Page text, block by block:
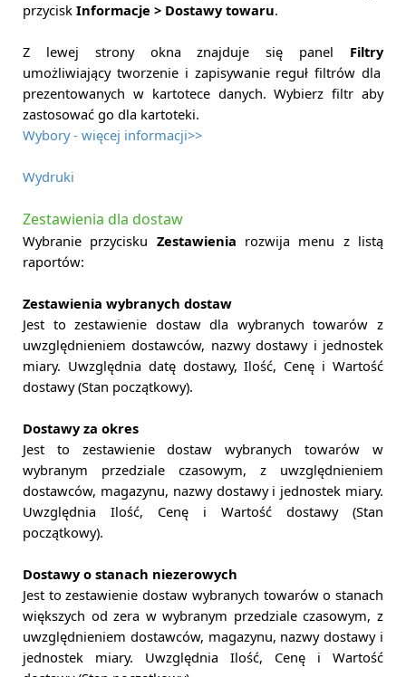
przycisk Informacje > Dostawy towaru.
Z lewej strony okna znajduje się panel Filtry
umożliwiający tworzenie i zapisywanie reguł filtrów dla
prezentowanych w kartotece danych. Wybierz filtr aby
zastosować go dla kartoteki.
Wybory - więcej informacji>>
Wydruki
Zestawienia dla dostaw
Wybranie przycisku Zestawienia rozwija menu z listą
raportów:
Zestawienia wybranych dostaw
Jest to zestawienie dostaw dla wybranych towarów z
uwzględnieniem dostawców, nazwy dostawy i jednostek
miary. Uwzględnia datę dostawy, Ilość, Cenę i Wartość
dostawy (Stan początkowy).
Dostawy za okres
Jest to zestawienie dostaw wybranych towarów w
wybranym przedziale czasowym, z uwzględnieniem
dostawców, magazynu, nazwy dostawy i jednostek miary.
Uwzględnia Ilość, Cenę i Wartość dostawy (Stan
początkowy).
Dostawy o stanach niezerowych
Jest to zestawienie dostaw wybranych towarów o stanach
większych od zera w wybranym przedziale czasowym, z
uwzględnieniem dostawców, magazynu, nazwy dostawy i
jednostek miary. Uwzględnia Ilość, Cenę i Wartość